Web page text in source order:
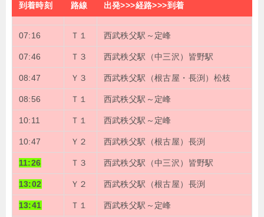
到着時刻 路線 出発>>>経路>>>到着
07:16 Ｔ１ 西武秩父駅～定峰
07:46 Ｔ３ 西武秩父駅（中三沢）皆野駅
08:47 Ｙ３ 西武秩父駅（根古屋・長渕）松枝
08:56 Ｔ１ 西武秩父駅～定峰
10:11 Ｔ１ 西武秩父駅～定峰
10:47 Ｙ２ 西武秩父駅（根古屋）長渕
11:26 Ｔ３ 西武秩父駅（中三沢）皆野駅
13:02 Ｙ２ 西武秩父駅（根古屋）長渕
13:41 Ｔ１ 西武秩父駅～定峰